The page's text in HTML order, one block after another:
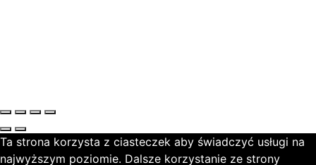
Ta strona korzysta z ciasteczek aby świadczyć usługi na
najwyższym poziomie. Dalsze korzystanie ze strony